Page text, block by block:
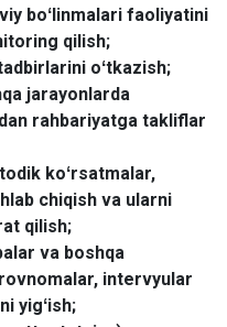
boʻlinmalari faoliyatini
qilish;
oʻtkazish;
jarayonlarda
rahbariyatga takliflar
koʻrsatmalar,
chiqish va ularni
qilish;
va boshqa
intervyular
yigʻish;